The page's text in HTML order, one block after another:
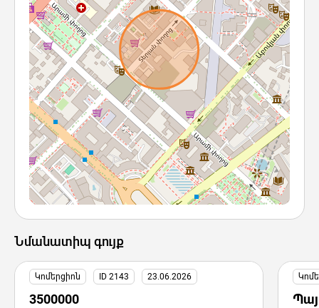
Նմանատիպ գույք
Կոմերցիոն ID 2143 23.06.2026
3500000